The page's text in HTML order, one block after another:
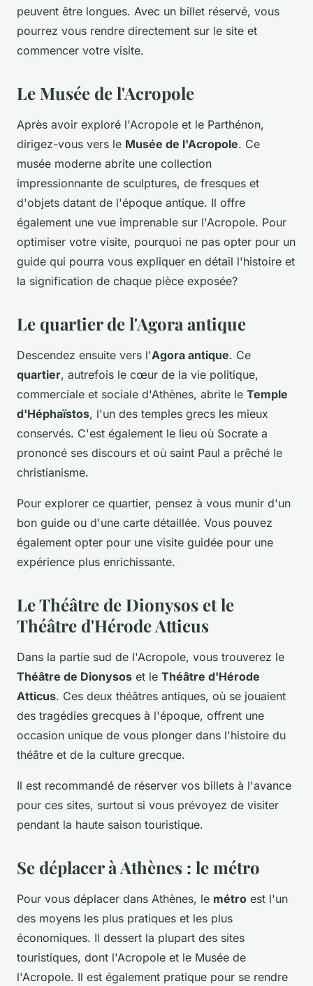
peuvent être longues. Avec un billet réservé, vous
pourrez vous rendre directement sur le site et
commencer votre visite.
Le Musée de l'Acropole
Après avoir exploré l'Acropole et le Parthénon,
dirigez-vous vers le Musée de l'Acropole. Ce
musée moderne abrite une collection
impressionnante de sculptures, de fresques et
d'objets datant de l'époque antique. Il offre
également une vue imprenable sur l'Acropole. Pour
optimiser votre visite, pourquoi ne pas opter pour un
guide qui pourra vous expliquer en détail l'histoire et
la signification de chaque pièce exposée?
Le quartier de l'Agora antique
Descendez ensuite vers l'Agora antique. Ce
quartier, autrefois le cœur de la vie politique,
commerciale et sociale d'Athènes, abrite le Temple
d'Héphaïstos, l'un des temples grecs les mieux
conservés. C'est également le lieu où Socrate a
prononcé ses discours et où saint Paul a prêché le
christianisme.
Pour explorer ce quartier, pensez à vous munir d'un
bon guide ou d'une carte détaillée. Vous pouvez
également opter pour une visite guidée pour une
expérience plus enrichissante.
Le Théâtre de Dionysos et le
Théâtre d'Hérode Atticus
Dans la partie sud de l'Acropole, vous trouverez le
Théâtre de Dionysos et le Théâtre d'Hérode
Atticus. Ces deux théâtres antiques, où se jouaient
des tragédies grecques à l'époque, offrent une
occasion unique de vous plonger dans l'histoire du
théâtre et de la culture grecque.
Il est recommandé de réserver vos billets à l'avance
pour ces sites, surtout si vous prévoyez de visiter
pendant la haute saison touristique.
Se déplacer à Athènes : le métro
Pour vous déplacer dans Athènes, le métro est l'un
des moyens les plus pratiques et les plus
économiques. Il dessert la plupart des sites
touristiques, dont l'Acropole et le Musée de
l'Acropole. Il est également pratique pour se rendre